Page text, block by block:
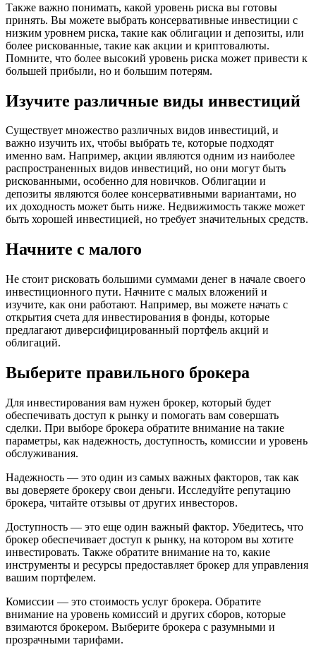
Также важно понимать, какой уровень риска вы готовы
принять. Вы можете выбрать консервативные инвестиции с
низким уровнем риска, такие как облигации и депозиты, или
более рискованные, такие как акции и криптовалюты.
Помните, что более высокий уровень риска может привести к
большей прибыли, но и большим потерям.
Изучите различные виды инвестиций
Существует множество различных видов инвестиций, и
важно изучить их, чтобы выбрать те, которые подходят
именно вам. Например, акции являются одним из наиболее
распространенных видов инвестиций, но они могут быть
рискованными, особенно для новичков. Облигации и
депозиты являются более консервативными вариантами, но
их доходность может быть ниже. Недвижимость также может
быть хорошей инвестицией, но требует значительных средств.
Начните с малого
Не стоит рисковать большими суммами денег в начале своего
инвестиционного пути. Начните с малых вложений и
изучите, как они работают. Например, вы можете начать с
открытия счета для инвестирования в фонды, которые
предлагают диверсифицированный портфель акций и
облигаций.
Выберите правильного брокера
Для инвестирования вам нужен брокер, который будет
обеспечивать доступ к рынку и помогать вам совершать
сделки. При выборе брокера обратите внимание на такие
параметры, как надежность, доступность, комиссии и уровень
обслуживания.
Надежность — это один из самых важных факторов, так как
вы доверяете брокеру свои деньги. Исследуйте репутацию
брокера, читайте отзывы от других инвесторов.
Доступность — это еще один важный фактор. Убедитесь, что
брокер обеспечивает доступ к рынку, на котором вы хотите
инвестировать. Также обратите внимание на то, какие
инструменты и ресурсы предоставляет брокер для управления
вашим портфелем.
Комиссии — это стоимость услуг брокера. Обратите
внимание на уровень комиссий и других сборов, которые
взимаются брокером. Выберите брокера с разумными и
прозрачными тарифами.